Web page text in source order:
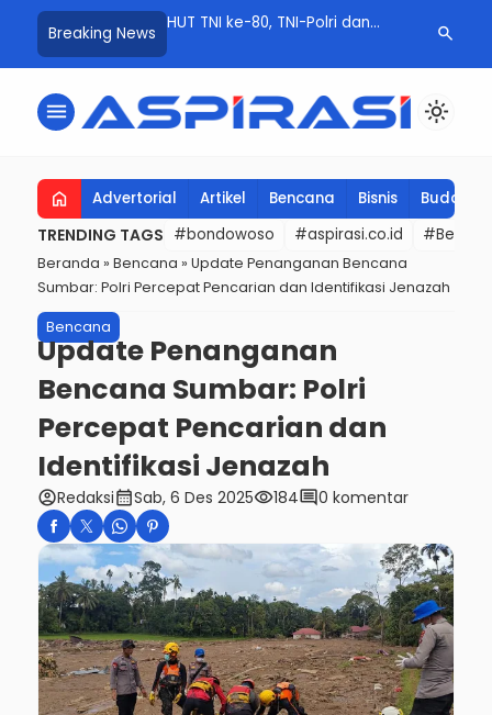
Breaking News
TNI ke-80, TNI-Polri dan
Bondowoso Kompak
Darah
Aiptu Ahmad Abadi Terobos
Fakta Memprihatinkan: Lansia
Mengaku Tak Pernah Tersentuh
Bansos
Angin
Luka
search
menu light_mode
home Advertorial Artikel Bencana Bisnis Budaya
TRENDING TAGS #bondowoso #aspirasi.co.id #Berita
Beranda » Bencana » Update Penanganan Bencana
Sumbar: Polri Percepat Pencarian dan Identifikasi Jenazah
Bencana
Update Penanganan
Bencana Sumbar: Polri
Percepat Pencarian dan
Identifikasi Jenazah
account_circleRedaksicalendar_monthSab, 6 Des 2025visibility184comment0 komentar